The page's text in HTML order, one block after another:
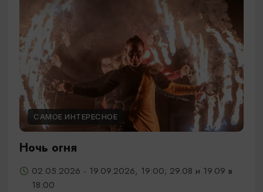
САМОЕ ИНТЕРЕСНОЕ
Ночь огня
02.05.2026 - 19.09.2026, 19:00; 29.08 и 19.09 в
18:00